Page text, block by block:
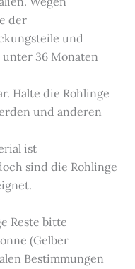
der
und
36 Monaten
Halte die Rohlinge
und anderen
ist
sind die Rohlinge
Reste bitte
(Gelber
Bestimmungen